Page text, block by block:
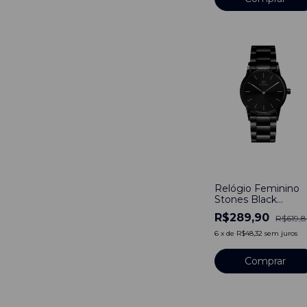
Relógio Feminino
Stones Black
Bewatch Pulseira
Aço Inoxidável
40mm
R$289,90
6 x de R$48,32 sem juros
Comprar